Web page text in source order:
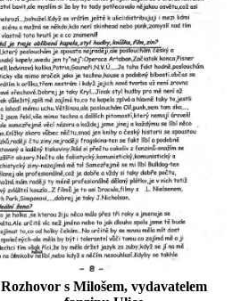
Rozhovor s Milošem, vydavatelem